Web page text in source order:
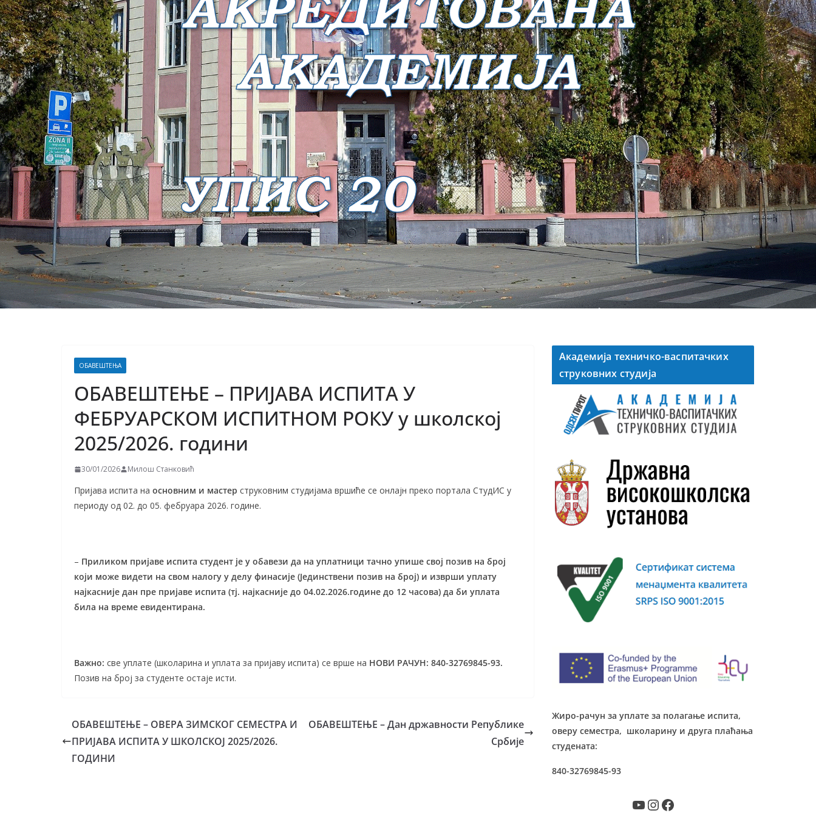
ОБАВЕШТЕЊА
ОБАВЕШТЕЊЕ – ПРИЈАВА ИСПИТА У
ФЕБРУАРСКОМ ИСПИТНОМ РОКУ у школској
2025/2026. години
30/01/2026 Милош Станковић
Пријава испита на основним и мастер струковним студијама вршиће се онлајн преко портала СтудИС у
периоду од 02. до 05. фебруара 2026. године.
– Приликом пријаве испита студент је у обавези да на уплатници тачно упише свој позив на број
који може видети на свом налогу у делу финасије (Јединствени позив на број) и изврши уплату
најкасније дан пре пријаве испита (тј. најкасније до 04.02.2026.године до 12 часова) да би уплата
била на време евидентирана.
Важно: све уплате (школарина и уплата за пријаву испита) се врше на НОВИ РАЧУН: 840-32769845-93.
Позив на број за студенте остаје исти.
ОБАВЕШТЕЊЕ – ОВЕРА ЗИМСКОГ СЕМЕСТРА И
ПРИЈАВА ИСПИТА У ШКОЛСКОЈ 2025/2026.
ГОДИНИ
ОБАВЕШТЕЊЕ – Дан државности Републике
Србије
Академија техничко-васпитачких
струковних студија
Жиро-рачун за уплате за полагање испита,
оверу семестра, школарину и друга плаћања
студената:
840-32769845-93
YouTube InstagramFacebook